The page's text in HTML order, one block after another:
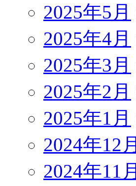
2025年5月
2025年4月
2025年3月
2025年2月
2025年1月
2024年12月
2024年11月